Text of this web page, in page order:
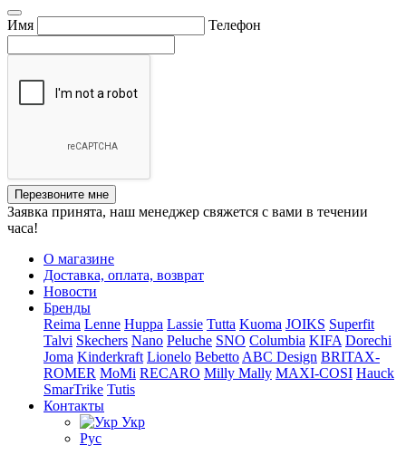
Имя Телефон
Перезвоните мне
Заявка принята, наш менеджер свяжется с вами в течении
часа!
О магазине
Доставка, оплата, возврат
Новости
Бренды
Reima Lenne Huppa Lassie Tutta Kuoma JOIKS Superfit
Talvi Skechers Nano Peluche SNO Columbia KIFA Dorechi
Joma Kinderkraft Lionelo Bebetto ABC Design BRITAX-
ROMER MoMi RECARO Milly Mally MAXI-COSI Hauck
SmarTrike Tutis
Контакты
Укр
Рус